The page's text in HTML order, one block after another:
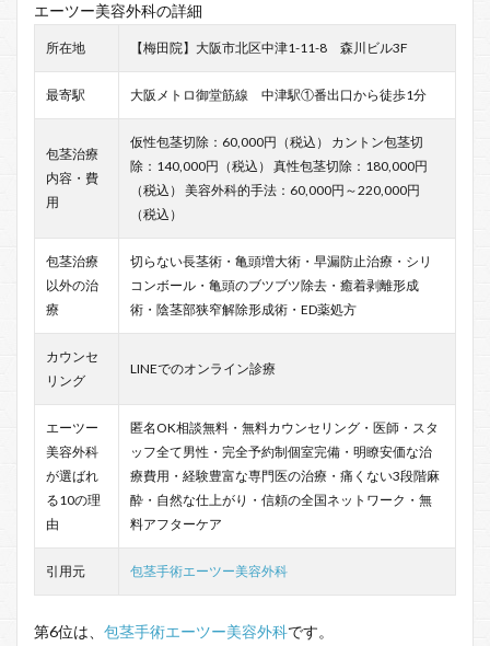
エーツー美容外科の詳細
所在地 【梅田院】大阪市北区中津1-11-8 森川ビル3F
最寄駅 大阪メトロ御堂筋線 中津駅①番出口から徒歩1分
包茎治療
内容・費
用
仮性包茎切除：60,000円（税込） カントン包茎切
除：140,000円（税込） 真性包茎切除：180,000円
（税込） 美容外科的手法：60,000円～220,000円
（税込）
包茎治療
以外の治
療
切らない長茎術・亀頭増大術・早漏防止治療・シリ
コンボール・亀頭のブツブツ除去・癒着剥離形成
術・陰茎部狭窄解除形成術・ED薬処方
カウンセ
リング
LINEでのオンライン診療
エーツー
美容外科
が選ばれ
る10の理
由
匿名OK相談無料・無料カウンセリング・医師・スタ
ッフ全て男性・完全予約制個室完備・明瞭安価な治
療費用・経験豊富な専門医の治療・痛くない3段階麻
酔・自然な仕上がり・信頼の全国ネットワーク・無
料アフターケア
引用元 包茎手術エーツー美容外科
第6位は、 包茎手術エーツー美容外科です。